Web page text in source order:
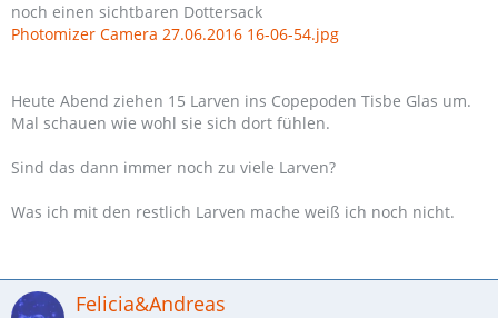
noch einen sichtbaren Dottersack
Photomizer Camera 27.06.2016 16-06-54.jpg
Heute Abend ziehen 15 Larven ins Copepoden Tisbe Glas um.
Mal schauen wie wohl sie sich dort fühlen.
Sind das dann immer noch zu viele Larven?
Was ich mit den restlich Larven mache weiß ich noch nicht.
Felicia&Andreas